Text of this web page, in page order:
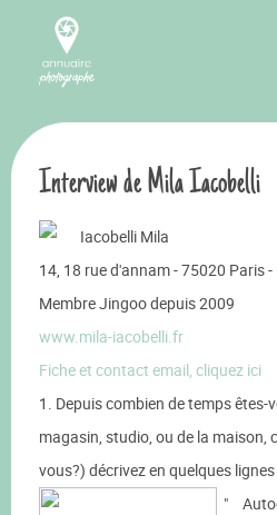
Interview de Mila Iacobelli
Iacobelli Mila
14, 18 rue d'annam - 75020 Paris -
Membre Jingoo depuis 2009
www.mila-iacobelli.fr
Fiche et contact email, cliquez ici
1. Depuis combien de temps
magasin, studio, ou de la
vous?) décrivez en quelques
"